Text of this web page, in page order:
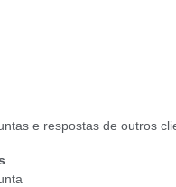
e respostas de outros